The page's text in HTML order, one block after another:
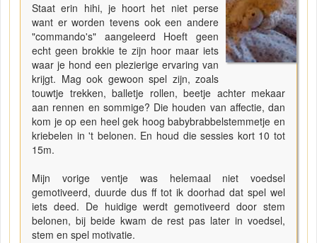
Staat erin hihi, je hoort het niet perse
want er worden tevens ook een andere
"commando's" aangeleerd Hoeft geen
echt geen brokkie te zijn hoor maar iets
waar je hond een plezierige ervaring van
krijgt. Mag ook gewoon spel zijn, zoals
touwtje trekken, balletje rollen, beetje achter mekaar
aan rennen en sommige? Die houden van affectie, dan
kom je op een heel gek hoog babybrabbelstemmetje en
kriebelen in 't belonen. En houd die sessies kort 10 tot
15m.
Mijn vorige ventje was helemaal niet voedsel
gemotiveerd, duurde dus ff tot ik doorhad dat spel wel
iets deed. De huidige werdt gemotiveerd door stem
belonen, bij beide kwam de rest pas later in voedsel,
stem en spel motivatie.